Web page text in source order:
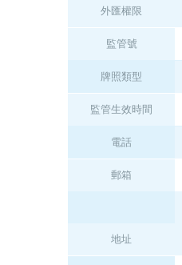
外匯權限
監管號
牌照類型
監管生效時間
電話
郵箱
地址